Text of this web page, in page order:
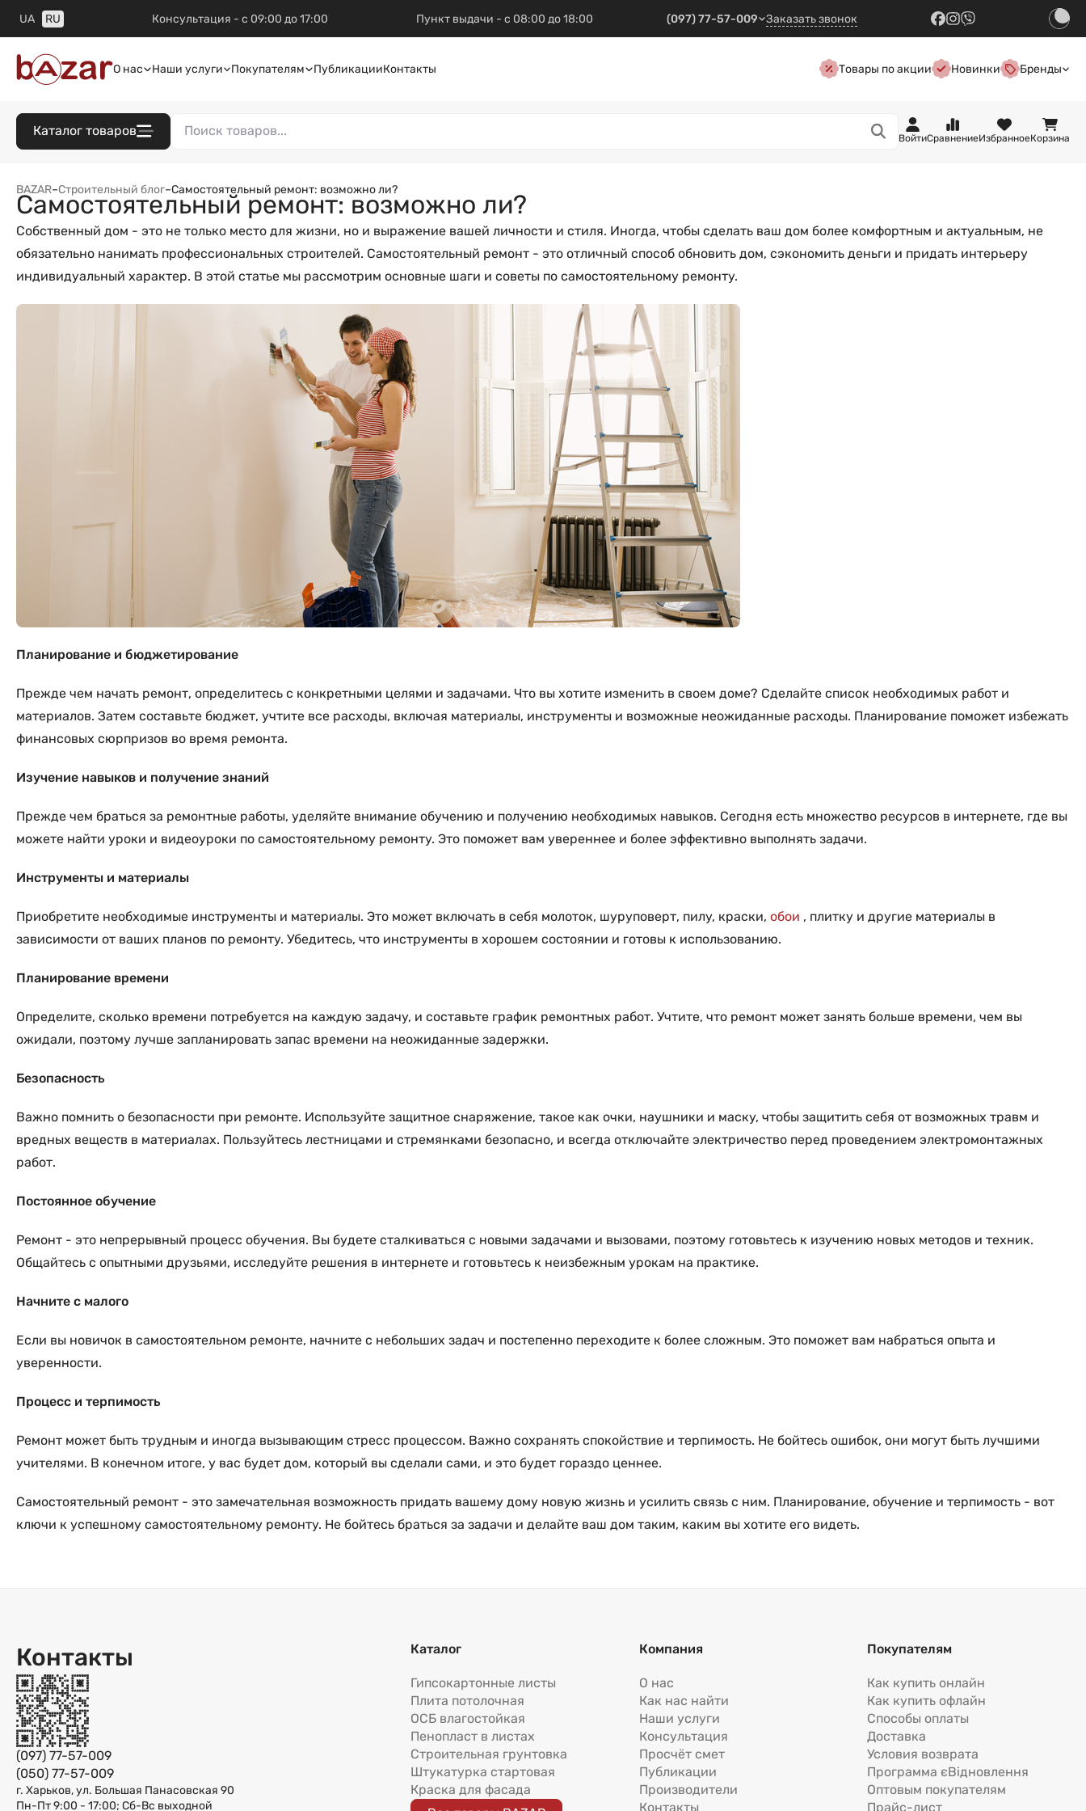
UA RU Консультация - с 09:00 до 17:00 Пункт выдачи - с 08:00 до 18:00 (097) 77-57-009 Заказать звонок
О нас Наши услуги Покупателям ПубликацииКонтакты Товары по акции Новинки Бренды
Каталог товаров
ВойтиСравнениеИзбранноеКорзина
BAZAR–Строительный блог–Самостоятельный ремонт: возможно ли?
Самостоятельный ремонт: возможно ли?
Собственный дом - это не только место для жизни, но и выражение вашей личности и стиля. Иногда, чтобы сделать ваш дом более комфортным и актуальным, не
обязательно нанимать профессиональных строителей. Самостоятельный ремонт - это отличный способ обновить дом, сэкономить деньги и придать интерьеру
индивидуальный характер. В этой статье мы рассмотрим основные шаги и советы по самостоятельному ремонту.
Планирование и бюджетирование
Прежде чем начать ремонт, определитесь с конкретными целями и задачами. Что вы хотите изменить в своем доме? Сделайте список необходимых работ и
материалов. Затем составьте бюджет, учтите все расходы, включая материалы, инструменты и возможные неожиданные расходы. Планирование поможет избежать
финансовых сюрпризов во время ремонта.
Изучение навыков и получение знаний
Прежде чем браться за ремонтные работы, уделяйте внимание обучению и получению необходимых навыков. Сегодня есть множество ресурсов в интернете, где вы
можете найти уроки и видеоуроки по самостоятельному ремонту. Это поможет вам увереннее и более эффективно выполнять задачи.
Инструменты и материалы
Приобретите необходимые инструменты и материалы. Это может включать в себя молоток, шуруповерт, пилу, краски, обои , плитку и другие материалы в
зависимости от ваших планов по ремонту. Убедитесь, что инструменты в хорошем состоянии и готовы к использованию.
Планирование времени
Определите, сколько времени потребуется на каждую задачу, и составьте график ремонтных работ. Учтите, что ремонт может занять больше времени, чем вы
ожидали, поэтому лучше запланировать запас времени на неожиданные задержки.
Безопасность
Важно помнить о безопасности при ремонте. Используйте защитное снаряжение, такое как очки, наушники и маску, чтобы защитить себя от возможных травм и
вредных веществ в материалах. Пользуйтесь лестницами и стремянками безопасно, и всегда отключайте электричество перед проведением электромонтажных
работ.
Постоянное обучение
Ремонт - это непрерывный процесс обучения. Вы будете сталкиваться с новыми задачами и вызовами, поэтому готовьтесь к изучению новых методов и техник.
Общайтесь с опытными друзьями, исследуйте решения в интернете и готовьтесь к неизбежным урокам на практике.
Начните с малого
Если вы новичок в самостоятельном ремонте, начните с небольших задач и постепенно переходите к более сложным. Это поможет вам набраться опыта и
уверенности.
Процесс и терпимость
Ремонт может быть трудным и иногда вызывающим стресс процессом. Важно сохранять спокойствие и терпимость. Не бойтесь ошибок, они могут быть лучшими
учителями. В конечном итоге, у вас будет дом, который вы сделали сами, и это будет гораздо ценнее.
Самостоятельный ремонт - это замечательная возможность придать вашему дому новую жизнь и усилить связь с ним. Планирование, обучение и терпимость - вот
ключи к успешному самостоятельному ремонту. Не бойтесь браться за задачи и делайте ваш дом таким, каким вы хотите его видеть.
Контакты
(097) 77-57-009
(050) 77-57-009
г. Харьков, ул. Большая Панасовская 90
Пн-Пт 9:00 - 17:00; Сб-Вс выходной
Каталог
Гипсокартонные листы
Плита потолочная
ОСБ влагостойкая
Пенопласт в листах
Строительная грунтовка
Штукатурка стартовая
Краска для фасада
Компания
О нас
Как нас найти
Наши услуги
Консультация
Просчёт смет
Публикации
Производители
Контакты
Покупателям
Как купить онлайн
Как купить офлайн
Способы оплаты
Доставка
Условия возврата
Программа єВідновлення
Оптовым покупателям
Прайс-лист